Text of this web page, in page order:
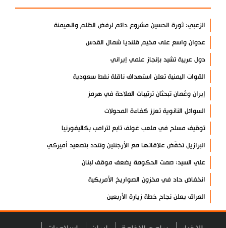
الزعبي: ثورة الحسين مشروع دائم لرفض الظلم والهيمنة
عدوان واسع على مخيم قلنديا شمال القدس
دول عربية تشيد بإنجاز علمي إيراني
القوات اليمنية تعلن استهداف ناقلة نفط سعودية
إيران وعُمان تبحثان ترتيبات الملاحة في هرمز
السوائل النانوية تعزز كفاءة المحولات
توقيف مسلح في ملعب غولف تابع لترامب بكاليفورنيا
البرازيل تخفّض علاقاتها مع الأرجنتين وتندد بتصعيد أميركي
علي السيد: صمت الحكومة يضعف موقف لبنان
انخفاض حاد في مخزون الصواريخ الأمريكية
العراق يعلن نجاح خطة زيارة الأربعين
رضائي: إيران جاهزة للدفاع عن سيادتها